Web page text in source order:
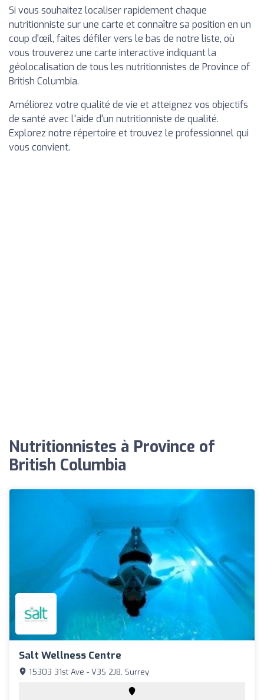
Si vous souhaitez localiser rapidement chaque
nutritionniste sur une carte et connaître sa position en un
coup d'œil, faites défiler vers le bas de notre liste, où
vous trouverez une carte interactive indiquant la
géolocalisation de tous les nutritionnistes de Province of
British Columbia.
Améliorez votre qualité de vie et atteignez vos objectifs
de santé avec l'aide d'un nutritionniste de qualité.
Explorez notre répertoire et trouvez le professionnel qui
vous convient.
Nutritionnistes à Province of
British Columbia
Salt Wellness Centre
15303 31st Ave - V3S 2J8, Surrey